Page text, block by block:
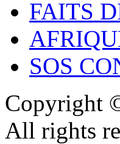
FAITS
SOS
Copyright
All rights